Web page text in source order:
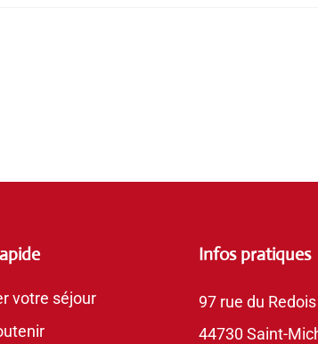
votre séjour
Infos pratiques
97 rue du Redois
44730 Saint-